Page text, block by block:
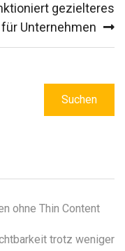
gezielteres
Unternehmen
ohne Thin Content
trotz weniger